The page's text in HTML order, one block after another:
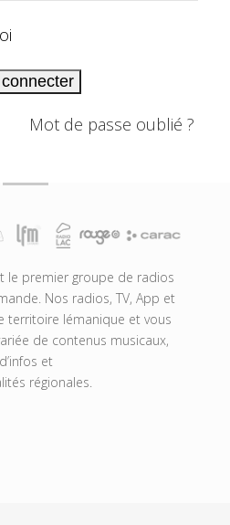
Mot de passe oublié ?
le premier groupe de radios
Nos radios, TV, App et
territoire lémanique et vous
de contenus musicaux,
d’infos et
régionales.